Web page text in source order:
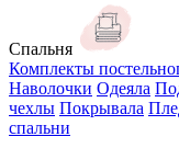
Спальня
Комплекты
Наволочки Одеяла
чехлы Покрывала
спальни